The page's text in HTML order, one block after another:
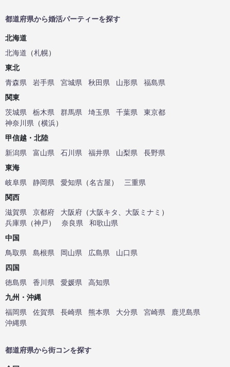
都道府県から婚活パーティーを探す
北海道
北海道 （札幌）
東北
青森県
岩手県 宮城県 秋田県 山形県
福島県
関東
茨城県
栃木県 群馬県 埼玉県 千葉県
東京都
神奈川県 （横浜）
甲信越・北陸
新潟県
富山県 石川県 福井県 山梨県
長野県
東海
岐阜県
静岡県 愛知県 （名古屋）
三重県
関西
滋賀県
京都府 大阪府 （大阪キタ 大阪ミナミ ）
兵庫県 （神戸） 奈良県
和歌山県
中国
鳥取県
島根県 岡山県 広島県
山口県
四国
徳島県
香川県 愛媛県
高知県
九州・沖縄
福岡県
佐賀県 長崎県 熊本県 大分県 宮崎県
鹿児島県
沖縄県
都道府県から街コンを探す